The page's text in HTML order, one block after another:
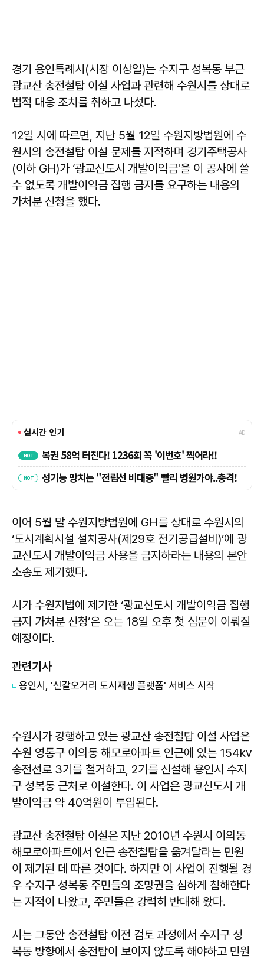
경기 용인특례시(시장 이상일)는 수지구 성복동 부근
광교산 송전철탑 이설 사업과 관련해 수원시를 상대로
법적 대응 조치를 취하고 나섰다.
12일 시에 따르면, 지난 5월 12일 수원지방법원에 수
원시의 송전철탑 이설 문제를 지적하며 경기주택공사
(이하 GH)가 ‘광교신도시 개발이익금'을 이 공사에 쓸
수 없도록 개발이익금 집행 금지를 요구하는 내용의
가처분 신청을 했다.
이어 5월 말 수원지방법원에 GH를 상대로 수원시의
‘도시계획시설 설치공사(제29호 전기공급설비)’에 광
교신도시 개발이익금 사용을 금지하라는 내용의 본안
소송도 제기했다.
시가 수원지법에 제기한 ‘광교신도시 개발이익금 집행
금지 가처분 신청’은 오는 18일 오후 첫 심문이 이뤄질
예정이다.
관련기사
용인시, '신갈오거리 도시재생 플랫폼' 서비스 시작
수원시가 강행하고 있는 광교산 송전철탑 이설 사업은
수원 영통구 이의동 해모로아파트 인근에 있는 154kv
송전선로 3기를 철거하고, 2기를 신설해 용인시 수지
구 성복동 근처로 이설한다. 이 사업은 광교신도시 개
발이익금 약 40억원이 투입된다.
광교산 송전철탑 이설은 지난 2010년 수원시 이의동
해모로아파트에서 인근 송전철탑을 옮겨달라는 민원
이 제기된 데 따른 것이다. 하지만 이 사업이 진행될 경
우 수지구 성복동 주민들의 조망권을 심하게 침해한다
는 지적이 나왔고, 주민들은 강력히 반대해 왔다.
시는 그동안 송전철탑 이전 검토 과정에서 수지구 성
복동 방향에서 송전탑이 보이지 않도록 해야하고 민원